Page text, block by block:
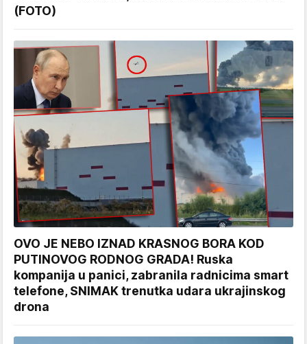
(FOTO)
OVO JE NEBO IZNAD KRASNOG BORA KOD
PUTINOVOG RODNOG GRADA! Ruska
kompanija u panici, zabranila radnicima smart
telefone, SNIMAK trenutka udara ukrajinskog
drona